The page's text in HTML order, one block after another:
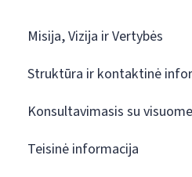
Misija, Vizija ir Vertybės
Struktūra ir kontaktinė
Konsultavimasis su
Teisinė informacija